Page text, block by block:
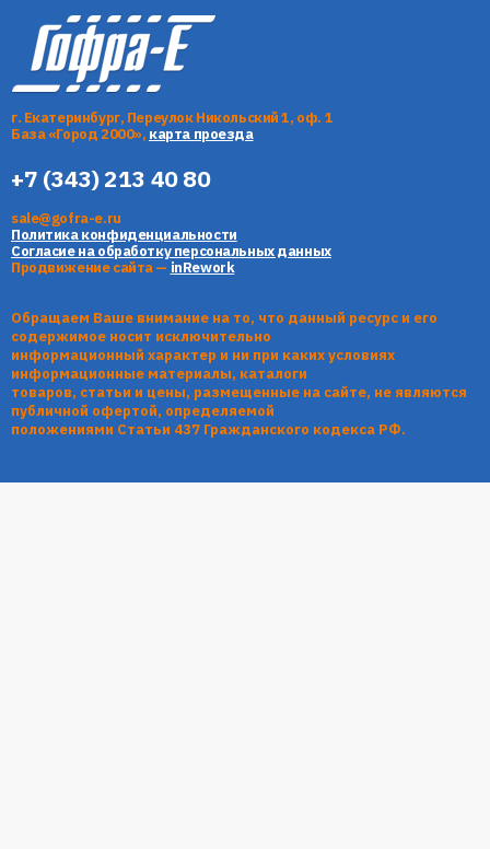
г. Екатеринбург, Переулок Никольский 1, оф. 1
База «Город 2000», карта проезда
+7 (343) 213 40 80
sale@gofra-e.ru
Политика конфиденциальности
Согласие на обработку персональных данных
Продвижение сайта — inRework
Обращаем Ваше внимание на то, что данный ресурс и его
содержимое носит исключительно
информационный характер и ни при каких условиях
информационные материалы, каталоги
товаров, статьи и цены, размещенные на сайте, не являются
публичной офертой, определяемой
положениями Статьи 437 Гражданского кодекса РФ.